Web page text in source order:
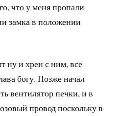
что у меня пропали
замка в положении
ну и хрен с ним, все
богу. Позже начал
вентилятор печки, и в
провод поскольку в